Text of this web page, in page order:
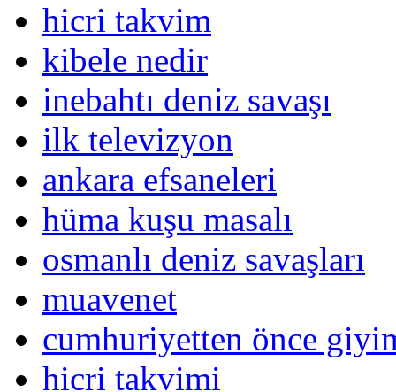
hicri takvim
kibele nedir
inebahtı deniz savaşı
ilk televizyon
ankara efsaneleri
hüma kuşu masalı
osmanlı deniz savaşları
muavenet
cumhuriyetten önce
hicri takvimi